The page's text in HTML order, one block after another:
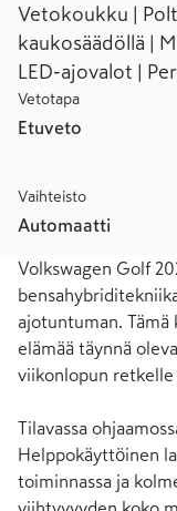
Vetokoukku |
kaukosäädöllä |
LED-ajovalot |
Vetotapa
Etuveto
Vaihteisto
Automaatti
Volkswagen Golf
ajotuntuman. Tämä
elämää täynnä
viikonlopun retkelle
Tilavassa
Helppokäyttöinen
toiminnassa ja